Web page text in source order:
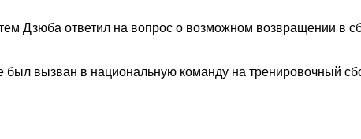
Дзюба ответил на вопрос о возможном возвращении в
был вызван в национальную команду на тренировочный